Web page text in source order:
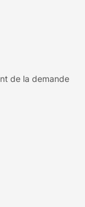
de la demande